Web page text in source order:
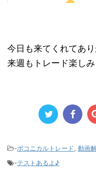
今日も来てくれてあ
来週もトレード楽し
-ポコニカルトレード, 動画
-テストあるよ♪